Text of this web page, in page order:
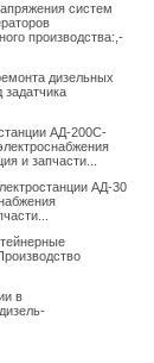
систем
производства:,-
дизельных
задатчика
АД-200С-
и запчасти...
АД-30
в